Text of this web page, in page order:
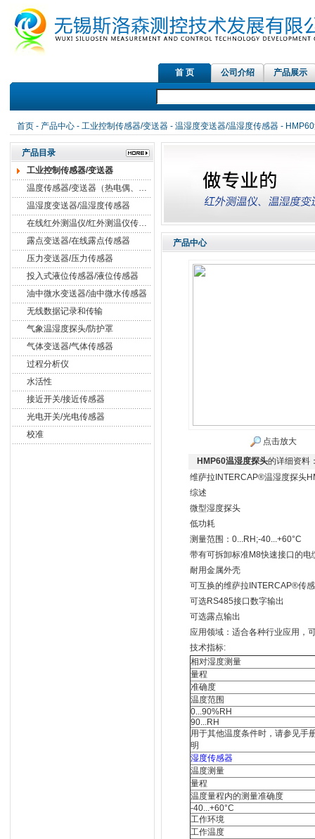
首 页 公司介绍 产品展示
首页- 产品中心- 工业控制传感器/变送器- 温湿度变送器/温湿度传感器- HMP60
产品目录
工业控制传感器/变送器
温度传感器/变送器（热电偶、热电阻）
温湿度变送器/温湿度传感器
在线红外测温仪/红外测温仪传感器
露点变送器/在线露点传感器
压力变送器/压力传感器
投入式液位传感器/液位传感器
油中微水变送器/油中微水传感器
无线数据记录和传输
气象温湿度探头/防护罩
气体变送器/气体传感器
过程分析仪
水活性
接近开关/接近传感器
光电开关/光电传感器
校准
产品中心
点击放大
HMP60温湿度探头的详细资料
维萨拉INTERCAP®温湿度探头
综述
微型湿度探头
低功耗
测量范围：0...RH;-40...+60°C
带有可拆卸标准M8快速接口的电
耐用金属外壳
可互换的维萨拉INTERCAP®传
可选RS485接口数字输出
可选露点输出
应用领域：适合各种行业应用，
技术指标:
相对湿度测量
量程
准确度
温度范围
0...90%RH
90...RH
用于其他温度条件时，请参见手
明
湿度传感器
温度测量
量程
温度量程内的测量准确度
-40...+60°C
工作环境
工作温度